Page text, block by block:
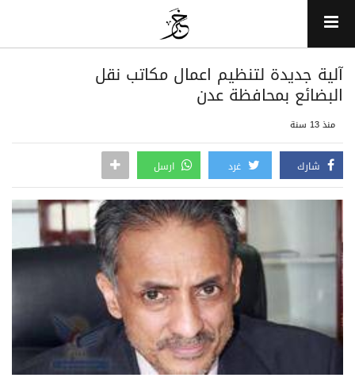
آلية جديدة لتنظيم اعمال مكاتب نقل
البضائع بمحافظة عدن
منذ 13 سنة
شارك غرد ارسل